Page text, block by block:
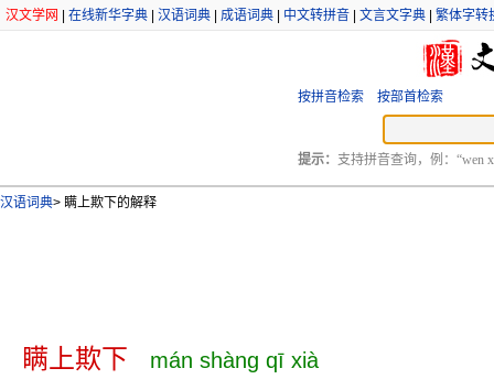
汉文学网 在线新华字典 汉语词典 成语词典 中文转拼音 文言文字典 繁体字转
按拼音检索 按部首检索
提示： 支持拼音查询，例：“wen
汉语词典> 瞒上欺下的解释
瞒上欺下 mán shàng qī xià